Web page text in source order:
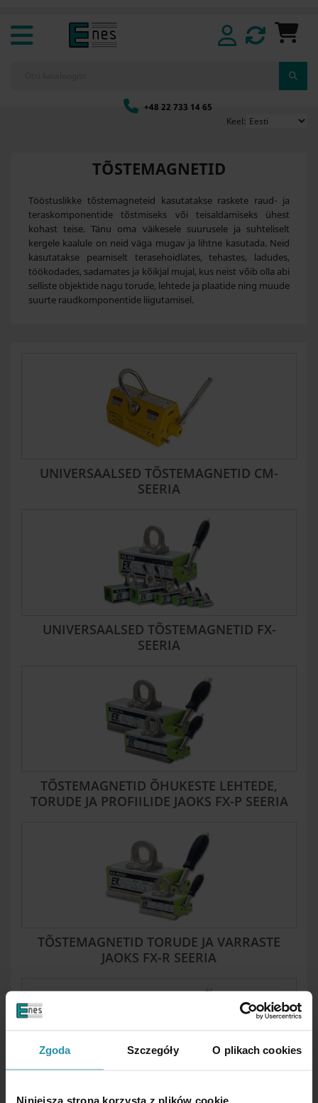
Zgoda Szczegóły O plikach cookies
Niniejsza strona korzysta z plików cookie
+48 22 733 14 65
Keel:
TÕSTEMAGNETID
Tööstuslikke tõstemagneteid kasutatakse raskete raud- ja
teraskomponentide tõstmiseks või teisaldamiseks ühest
kohast teise. Tänu oma väikesele suurusele ja suhteliselt
kergele kaalule on neid väga mugav ja lihtne kasutada. Neid
kasutatakse peamiselt terasehoidlates, tehastes, ladudes,
töökodades, sadamates ja kõikjal mujal, kus neist võib olla abi
selliste objektide nagu torude, lehtede ja plaatide ning muude
suurte raudkomponentide liigutamisel.
UNIVERSAALSED TÕSTEMAGNETID CM-
SEERIA
UNIVERSAALSED TÕSTEMAGNETID FX-
SEERIA
TÕSTEMAGNETID ÕHUKESTE LEHTEDE,
TORUDE JA PROFIILIDE JAOKS FX-P SEERIA
TÕSTEMAGNETID TORUDE JA VARRASTE
JAOKS FX-R SEERIA
TÕSTEMAGNETID KUUMADE DETAILIDE